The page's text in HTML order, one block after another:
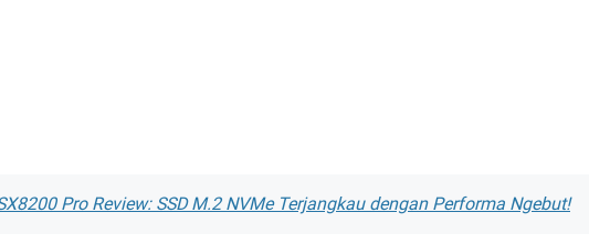
Pro Review: SSD M.2 NVMe Terjangkau dengan Performa Ngebut!